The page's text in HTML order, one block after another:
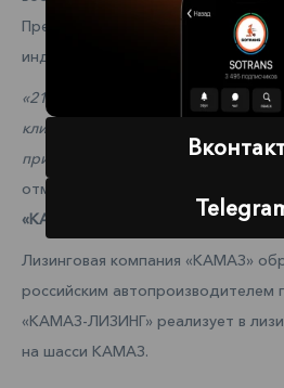
Предложение распространяется
индивидуальных
«21 год компания работает над тем,
клиентам только выгодные условия
приобретение отечественных
отметил
генеральный директор
«КАМАЗ» Андрей Гладков.
Лизинговая компания «КАМАЗ»
российским автопроизводителем
«КАМАЗ-ЛИЗИНГ» реализует в
на шасси КАМАЗ.